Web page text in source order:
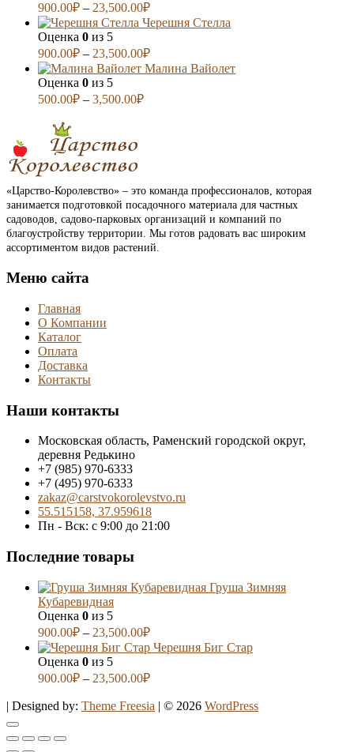
900.00₽ – 23,500.00₽
Черешня Стелла
Оценка 0 из 5
900.00₽ – 23,500.00₽
Малина Вайолет
Оценка 0 из 5
500.00₽ – 3,500.00₽
«Царство-Королевство» – это команда профессионалов, которая
занимается подготовкой посадочного материала для частных
садоводов, садово-парковых организаций и компаний по
благоустройству территории. Мы готов радовать вас широким
ассортиментом видов растений.
Меню сайта
Главная
О Компании
Каталог
Оплата
Доставка
Контакты
Наши контакты
Московская область, Раменский городской округ,
деревня Редькино
+7 (985) 970-6333
+7 (495) 970-6333
zakaz@carstvokorolevstvo.ru
55.515158, 37.959618
Пн - Вск: с 9:00 до 21:00
Последние товары
Груша Зимняя
Кубаревидная
Оценка 0 из 5
900.00₽ – 23,500.00₽
Черешня Биг Стар
Оценка 0 из 5
900.00₽ – 23,500.00₽
| Designed by: Theme Freesia | © 2026 WordPress
Go
to